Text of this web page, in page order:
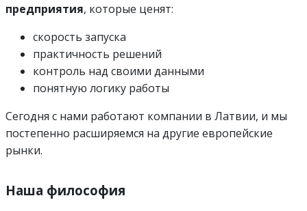
предприятия, которые ценят:
скорость запуска
практичность решений
контроль над своими данными
понятную логику работы
Сегодня с нами работают компании в Латвии, и мы
постепенно расширяемся на другие европейские
рынки.
Наша философия